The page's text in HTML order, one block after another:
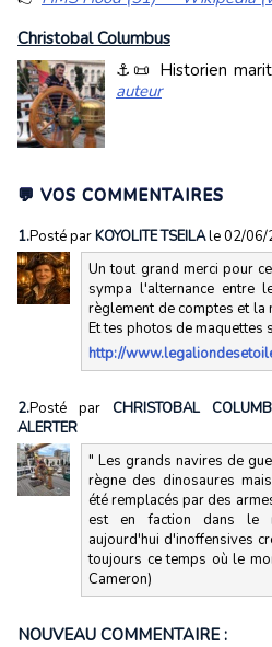
Christobal Columbus
⚓📜 Historien
auteur
💬 VOS COMMENTAIRES
1.Posté parKOYOLITE TSEILAle 02/06/
Un tout grand merci pour
sympa l'alternance entre
règlement de comptes et la
Et tes photos de maquettes
http://
2.Posté parCHRISTOBAL
ALERTER
" Les grands navires de
règne des dinosaures
été remplacés par des
est en faction dans le
aujourd'hui d'inoffensives
toujours ce temps où le
Cameron)
NOUVEAU COMMENTAIRE :